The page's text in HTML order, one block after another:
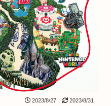
2023/8/27 2023/8/31